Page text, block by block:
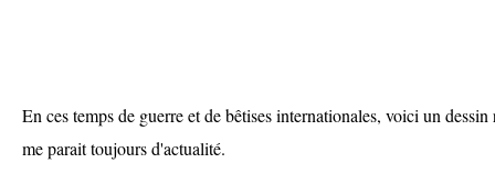
En ces temps de guerre et de bêtises internationales, voici un
me parait toujours d'actualité.